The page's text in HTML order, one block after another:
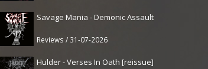
Savage Mania - Demonic Assault
Reviews / 31-07-2026
Hulder - Verses In Oath [reissue]